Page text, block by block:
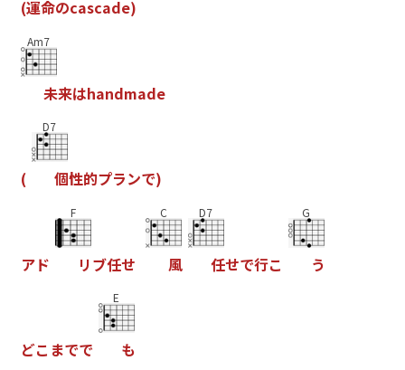
(運命のcascade)
Am7
未来はhandmade
(
D7
個性的プランで)
アド
F
リブ任せ
C
風
D7
任せで行こ
G
う
どこ までで
E
も